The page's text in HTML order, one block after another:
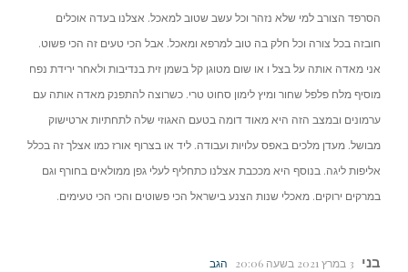
הסרפד הצורב למי שלא נזהר וכל עשב שטוב למאכל. אצלנו בעדה אוכלים
חובזה בכל צורה וכל חלק בה טוב למרפא ומאכל. אבל הכי טעים זה הכי פשוט.
אני מאדה אותה על בצל ו או שום מטוגן קל בשמן זית בנדיבות ולאחר ירידת נפח
מוסיף מלח פלפל שחור ומיץ לימון סחוט טרי. כשרוצה להתפנק מאדה אותה עם
ערמונים ובמצב הזה היא מאוד דומה בטעם האגוזי שלה לתחתיות ארטישוק
מבושל. מעדן מלכים באפס עלויות ועבודה. ליד או בצרוף אורז כמו אצלך זה בכלל
אליפות ליגה. בנוסף היא מככבת אצלנו כתחליף לעלי גפן ממולאים בחורף וגם
במרקים ירוקים. מאכלי שנות הצנע בישראל הכי פשוטים והכי הכי טעימים.
בני 3 במרץ 2021 בשעה 20:06
הגב